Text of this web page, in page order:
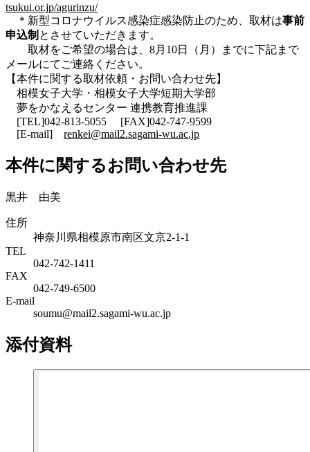
tsukui.or.jp/agurinzu/
＊新型コロナウイルス感染症感染防止のため、取材は事前
申込制 とさせていただきます。
取材をご希望の場合は、8月10日（月）までに下記まで
メールにてご連絡ください。
【本件に関する取材依頼・お問い合わせ先】
相模女子大学・相模女子大学短期大学部
夢をかなえるセンター 連携教育推進課
[TEL]042-813-5055 [FAX]042-747-9599
[E-mail] renkei@mail2.sagami-wu.ac.jp
本件に関するお問い合わせ先
黒井 由美
住所
神奈川県相模原市南区文京2-1-1
TEL
042-742-1411
FAX
042-749-6500
E-mail
soumu@mail2.sagami-wu.ac.jp
添付資料